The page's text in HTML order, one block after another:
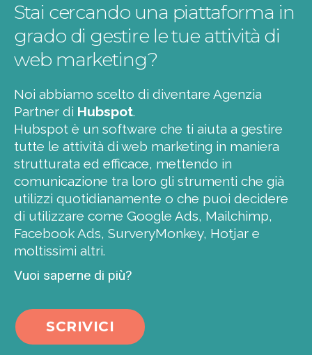
Stai cercando una piattaforma in
grado di gestire le tue attività di
web marketing?
Noi abbiamo scelto di diventare Agenzia
Partner di Hubspot.
Hubspot è un software che ti aiuta a gestire
tutte le attività di web marketing in maniera
strutturata ed efficace, mettendo in
comunicazione tra loro gli strumenti che già
utilizzi quotidianamente o che puoi decidere
di utilizzare come Google Ads, Mailchimp,
Facebook Ads, SurveryMonkey, Hotjar e
moltissimi altri.
Vuoi saperne di più?
SCRIVICI